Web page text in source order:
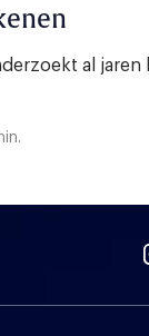
al jaren